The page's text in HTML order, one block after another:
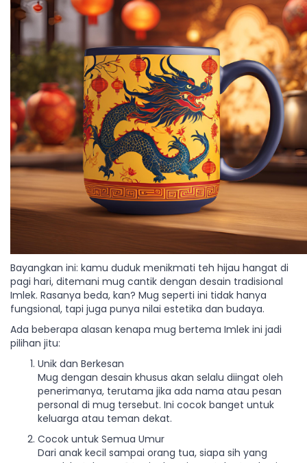
Bayangkan ini: kamu duduk menikmati teh hijau hangat di
pagi hari, ditemani mug cantik dengan desain tradisional
Imlek. Rasanya beda, kan? Mug seperti ini tidak hanya
fungsional, tapi juga punya nilai estetika dan budaya.
Ada beberapa alasan kenapa mug bertema Imlek ini jadi
pilihan jitu:
Unik dan Berkesan
Mug dengan desain khusus akan selalu diingat oleh
penerimanya, terutama jika ada nama atau pesan
personal di mug tersebut. Ini cocok banget untuk
keluarga atau teman dekat.
Cocok untuk Semua Umur
Dari anak kecil sampai orang tua, siapa sih yang